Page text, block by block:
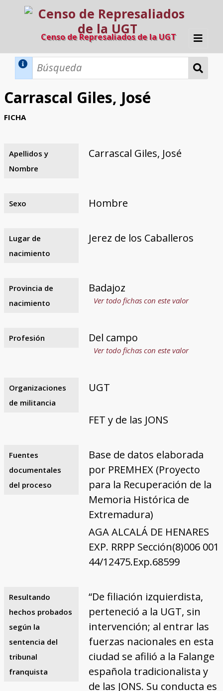
Censo de Represaliados de la UGT
Inicio
Búsqueda Dinámica
Búsqueda Avanzada
Razones y objetivos
El equipo
Colaboradores
Fuentes documentales
Carrascal Giles, José
FICHA
Apellidos y
Nombre
Carrascal Giles, José
Sexo Hombre
Lugar de
nacimiento
Jerez de los Caballeros
Provincia de
nacimiento
Badajoz
Ver todo fichas con este valor
Profesión Del campo
Ver todo fichas con este valor
Organizaciones
de militancia
UGT
FET y de las JONS
Fuentes
documentales
del proceso
Base de datos elaborada
por PREMHEX (Proyecto
para la Recuperación de la
Memoria Histórica de
Extremadura)
AGA ALCALÁ DE HENARES
EXP. RRPP Sección(8)006 001
44/12475.Exp.68599
Resultando
hechos probados
según la
sentencia del
tribunal
franquista
“De filiación izquierdista,
perteneció a la UGT, sin
intervención; al entrar las
fuerzas nacionales en esta
ciudad se afilió a la Falange
española tradicionalista y
de las JONS. Su conducta es